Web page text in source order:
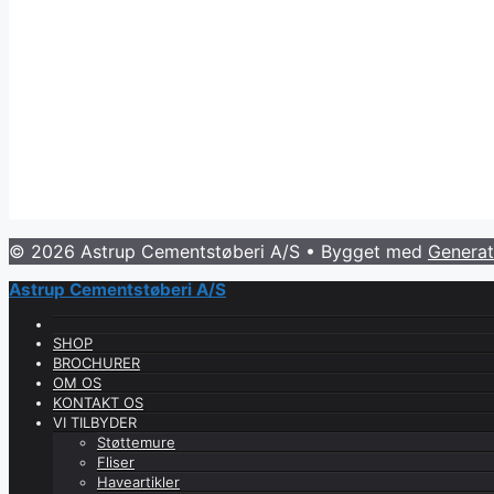
© 2026 Astrup Cementstøberi A/S • Bygget med
Astrup Cementstøberi A/S
SHOP
BROCHURER
OM OS
KONTAKT OS
VI TILBYDER
Støttemure
Fliser
Haveartikler